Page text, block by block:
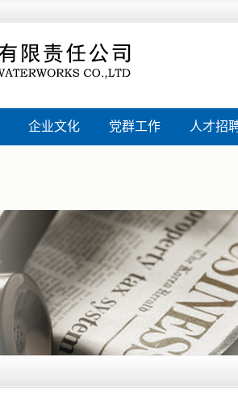
企业文化 党群工作 人才招